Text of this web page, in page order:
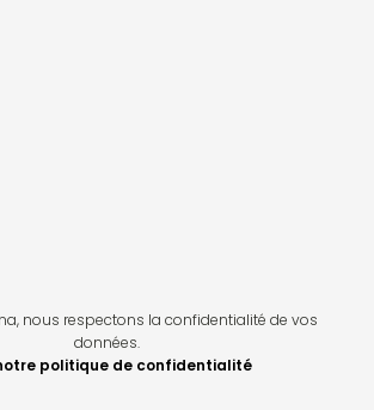
nous respectons la confidentialité de vos
données.
politique de confidentialité